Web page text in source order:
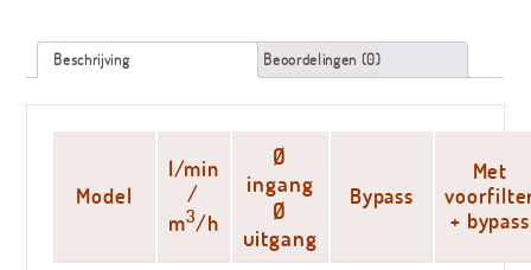
Beschrijving Beoordelingen (0)
Model
l/min
/
m3/h
Ø
ingang
Ø
uitgang
Bypass
Met
+ bypass